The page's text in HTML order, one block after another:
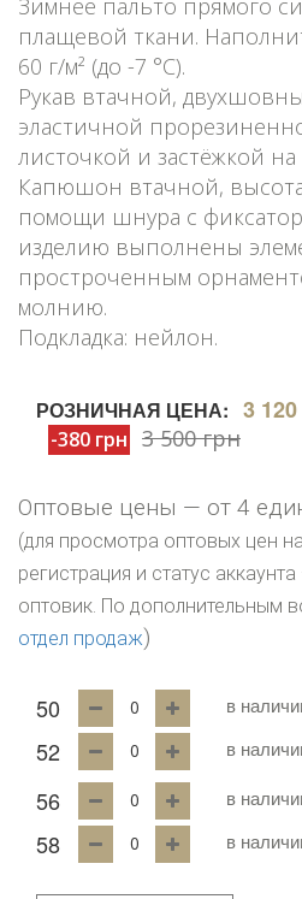
плащевой ткани.
60 г/м² (до -7 °C).
Рукав втачной,
эластичной
листочкой и застёжкой
Капюшон втачной,
помощи шнура с
изделию выполнены
простроченным
молнию.
Подкладка: нейлон.
РОЗНИЧНАЯ ЦЕНА: 3
-380 грн 3 500 грн
Оптовые цены — от 4
(для просмотра оптовых цен
регистрация и статус
оптовик. По дополнительным
отдел продаж)
50 в
52 в
56 в
58 в